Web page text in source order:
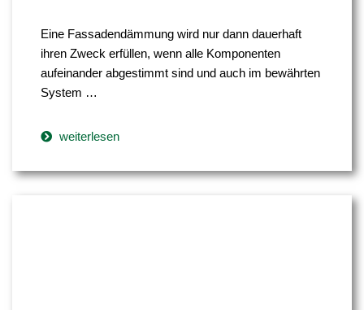
Eine Fassadendämmung wird nur dann dauerhaft
ihren Zweck erfüllen, wenn alle Komponenten
aufeinander abgestimmt sind und auch im bewährten
System …
weiterlesen